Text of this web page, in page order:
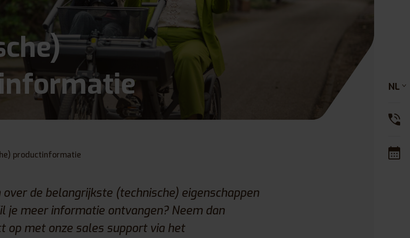
productinformatie
de belangrijkste (technische) eigenschappen
je meer informatie ontvangen? Neem dan
op met onze sales support via het
NL